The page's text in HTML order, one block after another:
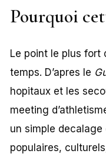
Pourquoi
Le point le plus fort
temps. D’apres le
hopitaux et les
meeting
un simple decalage
populaires,